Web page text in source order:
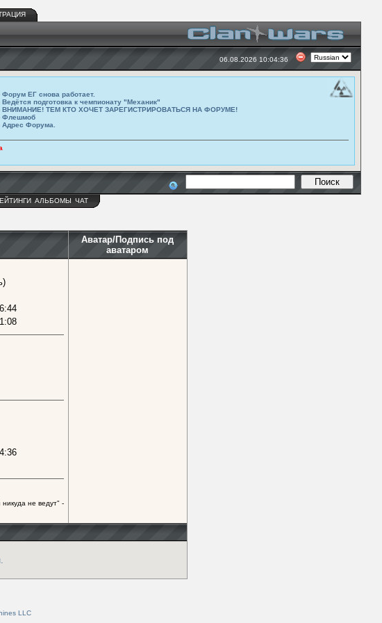
06.08.2026 10:04:36
Форум ЕГ снова работает.
Ведётся подготовка к чемпионату "Механик"
ВНИМАНИЕ! ТЕМ КТО ХОЧЕТ ЗАРЕГИСТРИРОВАТЬСЯ НА ФОРУМЕ!
Флешмоб
Адрес Форума.
АЛЬБОМЫ ЧАТ
Аватар/Подпись под
аватаром
не ведут" -
LLC